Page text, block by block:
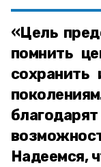
«Цель
помнить
Надеемся,